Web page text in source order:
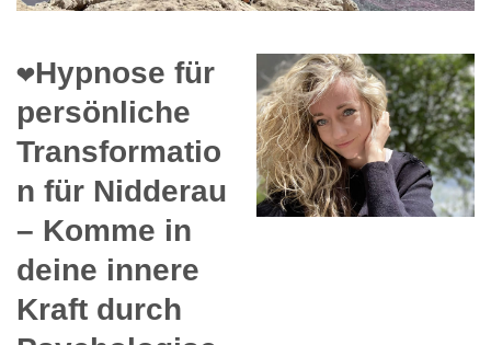
❤️Hypnose für
persönliche
Transformatio
n für Nidderau
– Komme in
deine innere
Kraft durch